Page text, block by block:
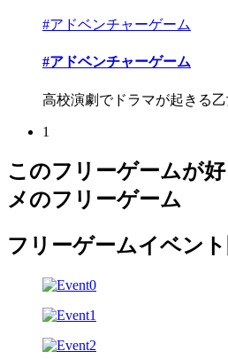
#アドベンチャーゲーム
#アドベンチャーゲーム
高校演劇でドラマが起きる
1
このフリーゲームが
メのフリーゲーム
フリーゲームイベント